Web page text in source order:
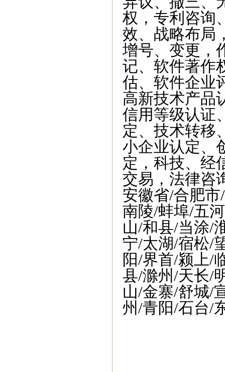
权，专利咨询
效、战略布局
增号、变更，
记、软件著作
估、软件企业
高新技术产品
信用等级认证
定、技术转移
小企业认定、
定，科技、经
交易，法律咨
安徽省/合肥
南陵/蚌埠/五
山/和县/当涂/
宁/太湖/宿松/
阳/界首/颍上/
县/滁州/天长/
山/金寨/舒城/
州/青阳/石台/